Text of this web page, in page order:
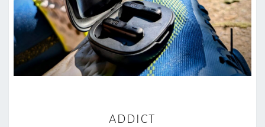
D
ADDICT